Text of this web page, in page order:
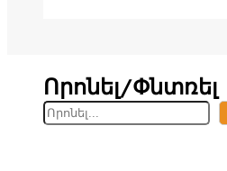
Որոնել/Փնտռել
S